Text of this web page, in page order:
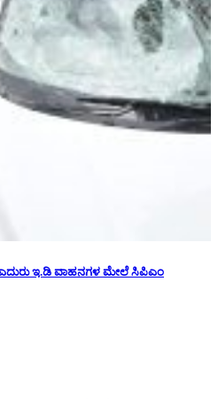
ಇ.ಡಿ ವಾಹನಗಳ ಮೇಲೆ ಸಿಪಿಎಂ